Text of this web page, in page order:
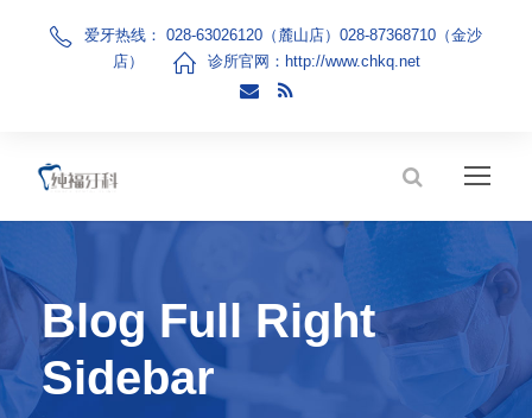
爱牙热线： 028-63026120（麓山店）028-87368710（金沙
店）
诊所官网： http://www.chkq.net
Blog Full Right
Sidebar